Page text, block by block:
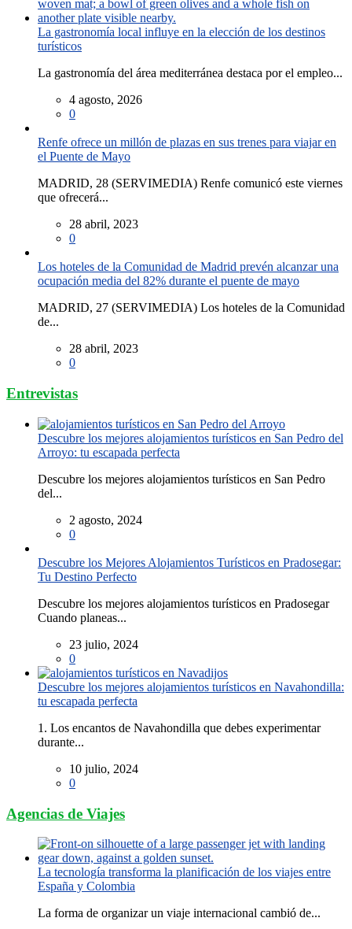
La gastronomía local influye en la elección de los destinos
turísticos
La gastronomía del área mediterránea destaca por el empleo...
4 agosto, 2026
0
Renfe ofrece un millón de plazas en sus trenes para viajar en
el Puente de Mayo
MADRID, 28 (SERVIMEDIA) Renfe comunicó este viernes
que ofrecerá...
28 abril, 2023
0
Los hoteles de la Comunidad de Madrid prevén alcanzar una
ocupación media del 82% durante el puente de mayo
MADRID, 27 (SERVIMEDIA) Los hoteles de la Comunidad
de...
28 abril, 2023
0
Entrevistas
Descubre los mejores alojamientos turísticos en San Pedro del
Arroyo: tu escapada perfecta
Descubre los mejores alojamientos turísticos en San Pedro
del...
2 agosto, 2024
0
Descubre los Mejores Alojamientos Turísticos en Pradosegar:
Tu Destino Perfecto
Descubre los mejores alojamientos turísticos en Pradosegar
Cuando planeas...
23 julio, 2024
0
Descubre los mejores alojamientos turísticos en Navahondilla:
tu escapada perfecta
1. Los encantos de Navahondilla que debes experimentar
durante...
10 julio, 2024
0
Agencias de Viajes
La tecnología transforma la planificación de los viajes entre
España y Colombia
La forma de organizar un viaje internacional cambió de...